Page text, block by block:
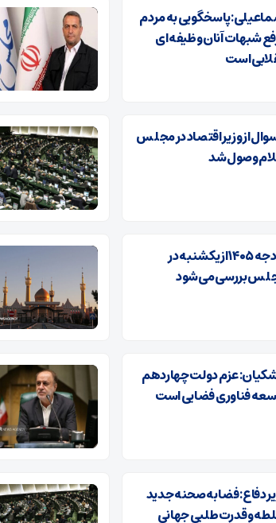
پاسخگویی به مردم
شبهات آنان وظیفه ای
است
سوال از وزیر اقتصاد در مجلس
وصول شد
بودجه ۱۴۰۵ از یکشنبه در
بررسی می‌شود
عزم دولت چهاردهم
فناوری فضایی است
دفاع: فضا به صحنه جدید
و قدرت‌طلبی جهانی